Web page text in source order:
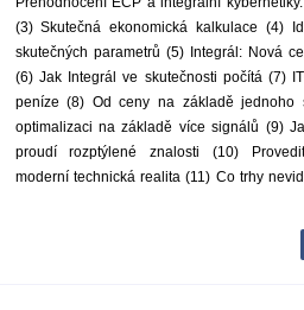
(3) Skutečná ekonomická kalkulace (4)
skutečných parametrů (5) Integrál: Nová
(6) Jak Integrál ve skutečnosti počítá (7)
peníze (8) Od ceny na základě jednoho
optimalizaci na základě více signálů (9)
proudí rozptýlené znalosti (10)
moderní technická realita (11) Co trhy